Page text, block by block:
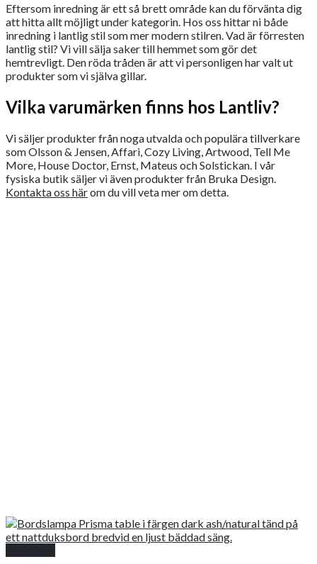
Eftersom inredning är ett så brett område kan du förvänta dig
att hitta allt möjligt under kategorin. Hos oss hittar ni både
inredning i lantlig stil som mer modern stilren. Vad är förresten
lantlig stil? Vi vill sälja saker till hemmet som gör det
hemtrevligt. Den röda tråden är att vi personligen har valt ut
produkter som vi själva gillar.
Vilka varumärken finns hos Lantliv?
Vi säljer produkter från noga utvalda och populära tillverkare
som Olsson & Jensen, Affari, Cozy Living, Artwood, Tell Me
More, House Doctor, Ernst, Mateus och Solstickan. I vår
fysiska butik säljer vi även produkter från Bruka Design.
Kontakta oss härom du vill veta mer om detta.